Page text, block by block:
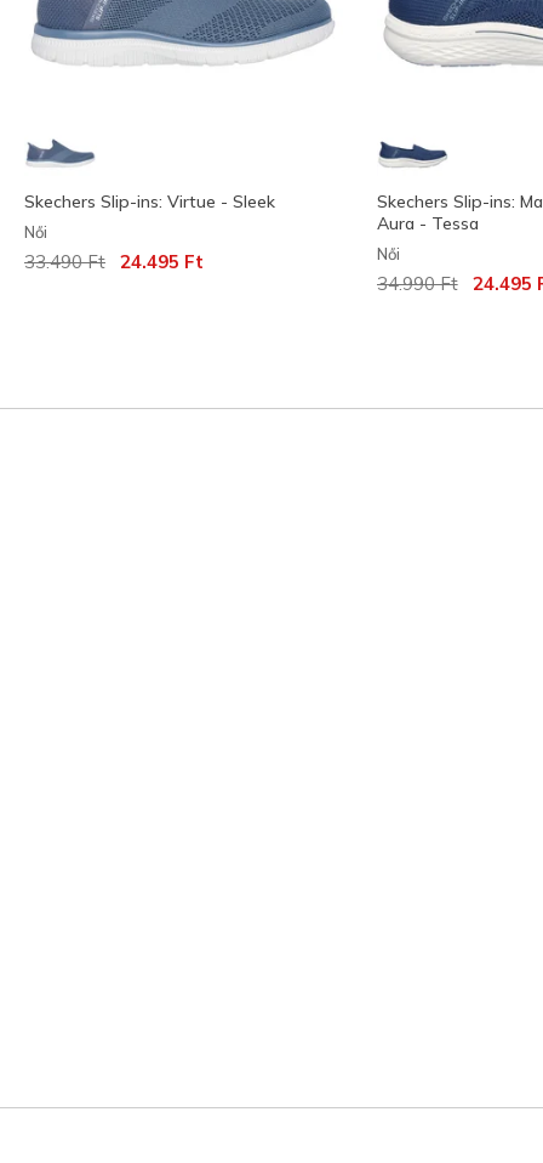
Skechers Slip-ins: Virtue - Sleek
Női
Az ár a következőhöz képest csökkent:
33.490 Ft címzett:
24.495 Ft
Skechers Slip-ins:
Aura - Tessa
Női
Az ár a
34.990 Ftcímzett:
24.495